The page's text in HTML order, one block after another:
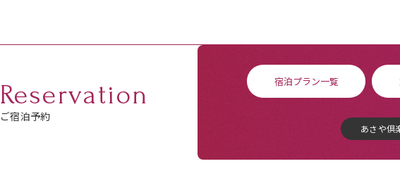
Reservation
ご宿泊予約
宿泊プラン一覧
あさや倶